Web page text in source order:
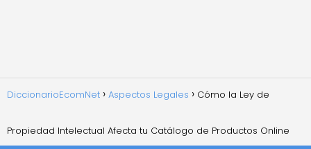
DiccionarioEcomNet Aspectos Legales Cómo la Ley de
Propiedad Intelectual Afecta tu Catálogo de Productos Online